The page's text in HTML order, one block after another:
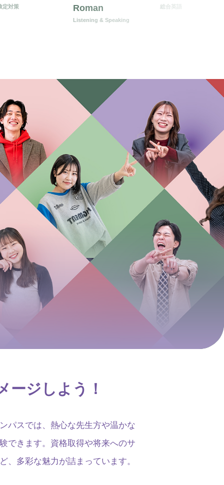
定対策
Roman
Listening & Speaking
総合英語
ージしよう！
パスでは、熱心な先生方や温かな
できます。資格取得や将来へのサ
、多彩な魅力が詰まっています。